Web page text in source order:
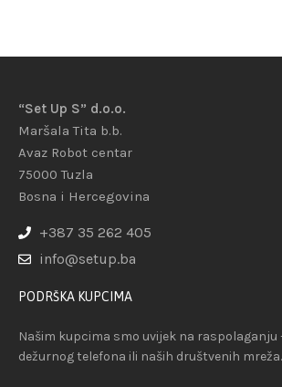
“Set Up S” d.o.o.
Maršala Tita b.b.
Avaz Robot centar
75000 Tuzla
Bosna i Hercegovina
+387 35 262 405
info@setup.ba
PODRŠKA KUPCIMA
Našim kupcima smo uvijek na raspolaganju
dežurnog telefona ili naših društvenih mreža.